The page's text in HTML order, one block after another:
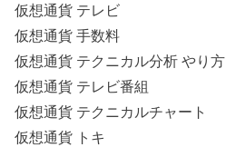
仮想通貨 テレビ
仮想通貨 手数料
仮想通貨 テクニカル分析 やり方
仮想通貨 テレビ番組
仮想通貨 テクニカルチャート
仮想通貨 トキ